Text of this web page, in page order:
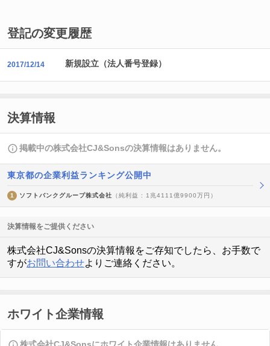
登記の変更履歴
2017/12/14 新規設立（法人番号登録）
決算情報
掲載中の株式会社CJ&Sonsの決算情報はありません。
東京都の企業利益ランキング公開中
1 ソフトバンクグループ株式会社 （純利益 : 1兆4111億9900万円）
決算情報をご提供ください
株式会社CJ&Sonsの決算情報をご存知でしたら、お手数で
すがお問い合わせよりご連絡ください。
ホワイト企業情報